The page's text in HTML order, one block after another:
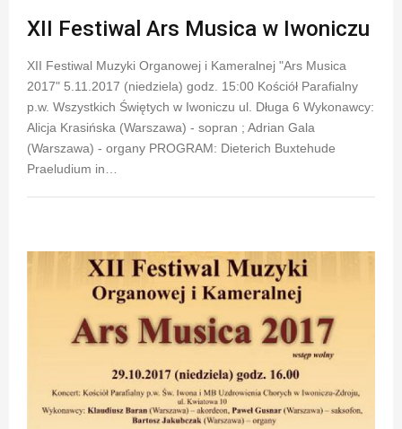
XII Festiwal Ars Musica w Iwoniczu
XII Festiwal Muzyki Organowej i Kameralnej "Ars Musica
2017" 5.11.2017 (niedziela) godz. 15:00 Kościół Parafialny
p.w. Wszystkich Świętych w Iwoniczu ul. Długa 6 Wykonawcy:
Alicja Krasińska (Warszawa) - sopran ; Adrian Gala
(Warszawa) - organy PROGRAM: Dieterich Buxtehude
Praeludium in…